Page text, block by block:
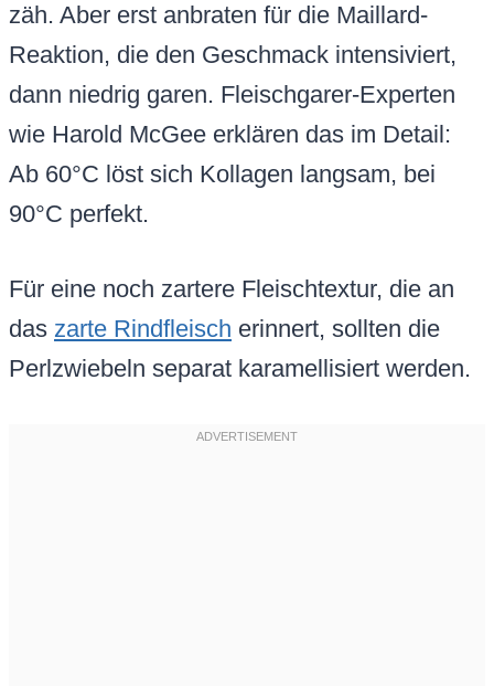
zäh. Aber erst anbraten für die Maillard-
Reaktion, die den Geschmack intensiviert,
dann niedrig garen. Fleischgarer-Experten
wie Harold McGee erklären das im Detail:
Ab 60°C löst sich Kollagen langsam, bei
90°C perfekt.
Für eine noch zartere Fleischtextur, die an
das zarte Rindfleisch erinnert, sollten die
Perlzwiebeln separat karamellisiert werden.